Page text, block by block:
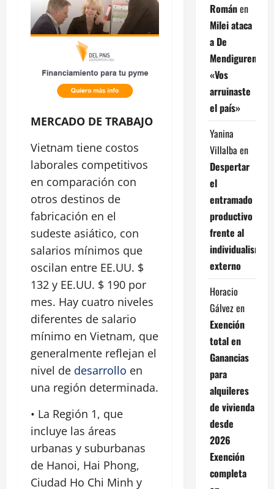
MERCADO DE TRABAJO
Vietnam tiene costos
laborales competitivos
en comparación con
otros destinos de
fabricación en el
sudeste asiático, con
salarios mínimos que
oscilan entre EE.UU. $
132 y EE.UU. $ 190 por
mes. Hay cuatro niveles
diferentes de salario
mínimo en Vietnam, que
generalmente reflejan el
nivel de desarrollo en
una región determinada.
• La Región 1, que
incluye las áreas
urbanas y suburbanas
de Hanoi, Hai Phong,
Ciudad Ho Chi Minh y
Románen
Milei ataca
a De
Mendiguren:
«Vos
arruinaste
el país»
Yanina
Villalba en
Despertar
el
entramado
productivo
frente al
individualismo
externo
Horacio
Gálvezen
Exención
total en
Ganancias
para
alquileres
de vivienda
desde
2026
Exención
completa